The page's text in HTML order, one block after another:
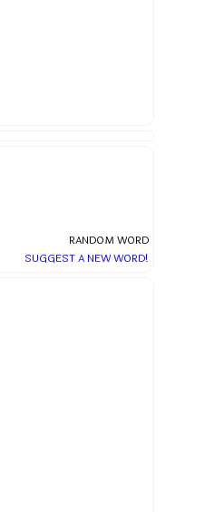
RANDOM WORD
SUGGEST A NEW WORD!